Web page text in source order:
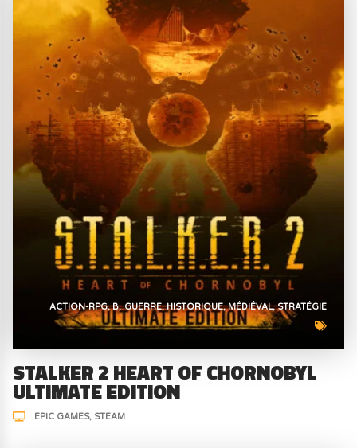
ACTION-RPG B GUERRE HISTORIQUE MÉDIÉVAL STRATÉGIE
STALKER 2 HEART OF CHORNOBYL
ULTIMATE EDITION
EPIC GAMES STEAM